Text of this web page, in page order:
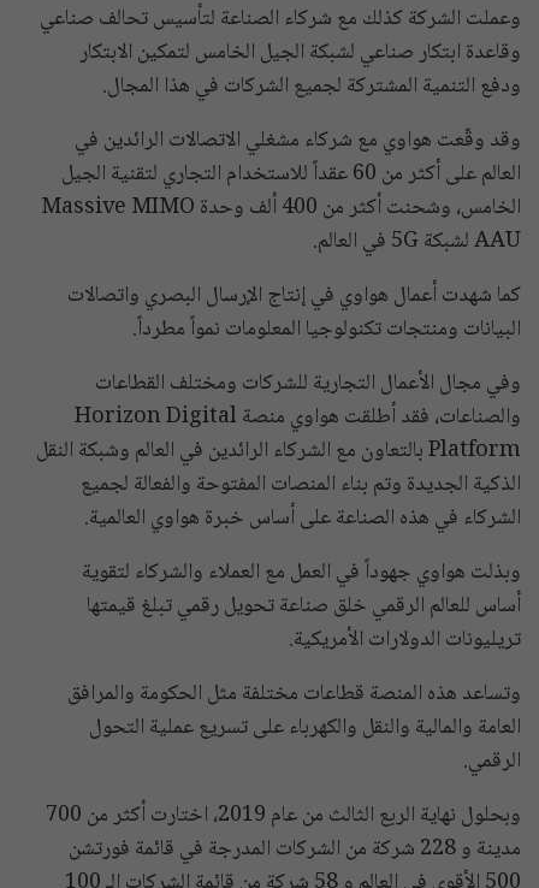
وعملت الشركة كذلك مع شركاء الصناعة لتأسيس تحالف صناعي
وقاعدة ابتكار صناعي لشبكة الجيل الخامس لتمكين الابتكار
ودفع التنمية المشتركة لجميع الشركات في هذا المجال.
وقد وقّعت هواوي مع شركاء مشغلي الاتصالات الرائدين في
العالم على أكثر من 60 عقداً للاستخدام التجاري لتقنية الجيل
الخامس، وشحنت أكثر من 400 ألف وحدة Massive MIMO
AAU لشبكة 5G في العالم.
كما شهدت أعمال هواوي في إنتاج الإرسال البصري واتصالات
البيانات ومنتجات تكنولوجيا المعلومات نمواً مطرداً.
وفي مجال الأعمال التجارية للشركات ومختلف القطاعات
والصناعات، فقد أطلقت هواوي منصة Horizon Digital
Platform بالتعاون مع الشركاء الرائدين في العالم وشبكة النقل
الذكية الجديدة وتم بناء المنصات المفتوحة والفعالة لجميع
الشركاء في هذه الصناعة على أساس خبرة هواوي العالمية.
وبذلت هواوي جهوداً في العمل مع العملاء والشركاء لتقوية
أساس للعالم الرقمي خلق صناعة تحويل رقمي تبلغ قيمتها
تريليونات الدولارات الأمريكية.
وتساعد هذه المنصة قطاعات مختلفة مثل الحكومة والمرافق
العامة والمالية والنقل والكهرباء على تسريع عملية التحول
الرقمي.
وبحلول نهاية الربع الثالث من عام 2019، اختارت أكثر من 700
مدينة و 228 شركة من الشركات المدرجة في قائمة فورتشن